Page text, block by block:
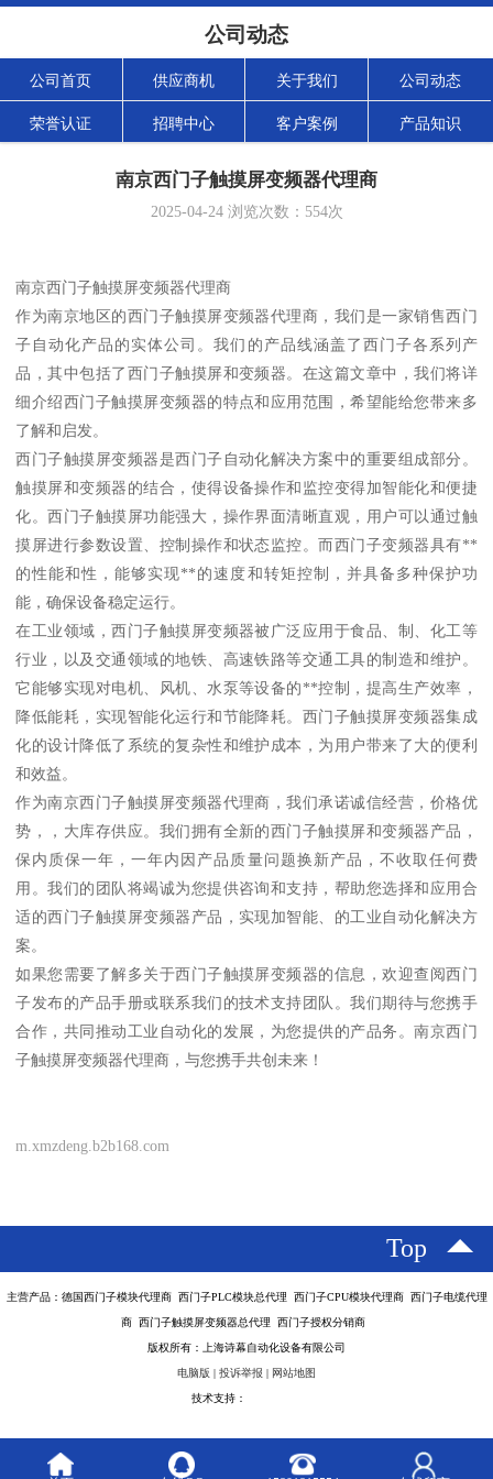
公司动态
公司首页 供应商机 关于我们 公司动态
荣誉认证 招聘中心 客户案例 产品知识
南京西门子触摸屏变频器代理商
2025-04-24浏览次数： 554次
南京西门子触摸屏变频器代理商
作为南京地区的西门子触摸屏变频器代理商，我们是一家销售西门
子自动化产品的实体公司。我们的产品线涵盖了西门子各系列产
品，其中包括了西门子触摸屏和变频器。在这篇文章中，我们将详
细介绍西门子触摸屏变频器的特点和应用范围，希望能给您带来多
了解和启发。
西门子触摸屏变频器是西门子自动化解决方案中的重要组成部分。
触摸屏和变频器的结合，使得设备操作和监控变得加智能化和便捷
化。西门子触摸屏功能强大，操作界面清晰直观，用户可以通过触
摸屏进行参数设置、控制操作和状态监控。而西门子变频器具有**
的性能和性，能够实现**的速度和转矩控制，并具备多种保护功
能，确保设备稳定运行。
在工业领域，西门子触摸屏变频器被广泛应用于食品、制、化工等
行业，以及交通领域的地铁、高速铁路等交通工具的制造和维护。
它能够实现对电机、风机、水泵等设备的**控制，提高生产效率，
降低能耗，实现智能化运行和节能降耗。西门子触摸屏变频器集成
化的设计降低了系统的复杂性和维护成本，为用户带来了大的便利
和效益。
作为南京西门子触摸屏变频器代理商，我们承诺诚信经营，价格优
势，，大库存供应。我们拥有全新的西门子触摸屏和变频器产品，
保内质保一年，一年内因产品质量问题换新产品，不收取任何费
用。我们的团队将竭诚为您提供咨询和支持，帮助您选择和应用合
适的西门子触摸屏变频器产品，实现加智能、的工业自动化解决方
案。
如果您需要了解多关于西门子触摸屏变频器的信息，欢迎查阅西门
子发布的产品手册或联系我们的技术支持团队。我们期待与您携手
合作，共同推动工业自动化的发展，为您提供的产品务。南京西门
子触摸屏变频器代理商，与您携手共创未来！
m.xmzdeng.b2b168.com
Top
主营产品：德国西门子模块代理商 西门子PLC模块总代理 西门子CPU模块代理商 西门子电缆代理
商 西门子触摸屏变频器总代理 西门子授权分销商
版权所有：上海诗幕自动化设备有限公司
电脑版 | 投诉举报 | 网站地图
技术支持：